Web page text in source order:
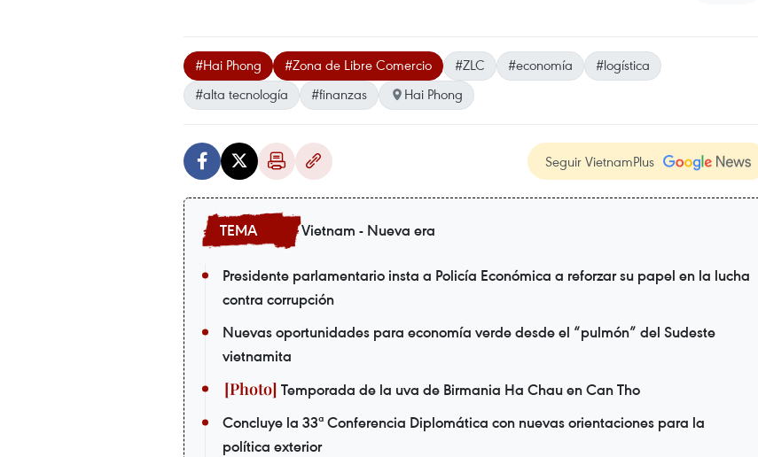
#Hai Phong #Zona de Libre Comercio #ZLC #economía
#logística
#alta tecnología
#finanzas Hai Phong
Seguir VietnamPlus
Vietnam - Nueva era
Presidente parlamentario insta a Policía Económica a reforzar su papel en la lucha
contra corrupción
Nuevas oportunidades para economía verde desde el “pulmón” del Sudeste
vietnamita
Temporada de la uva de Birmania Ha Chau en Can Tho
Concluye la 33ª Conferencia Diplomática con nuevas orientaciones para la
política exterior